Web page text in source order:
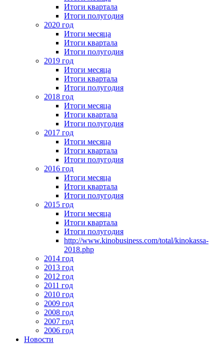
Итоги квартала
Итоги полугодия
2020 год
Итоги месяца
Итоги квартала
Итоги полугодия
2019 год
Итоги месяца
Итоги квартала
Итоги полугодия
2018 год
Итоги месяца
Итоги квартала
Итоги полугодия
2017 год
Итоги месяца
Итоги квартала
Итоги полугодия
2016 год
Итоги месяца
Итоги квартала
Итоги полугодия
2015 год
Итоги месяца
Итоги квартала
Итоги полугодия
http://www.kinobusiness.com/total/kinokassa-
2018.php
2014 год
2013 год
2012 год
2011 год
2010 год
2009 год
2008 год
2007 год
2006 год
Новости